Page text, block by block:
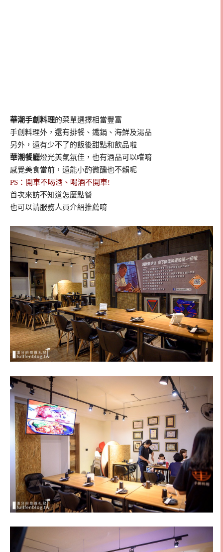
華潮手創料理的菜單選擇相當豐富
手創料理外，還有排餐、鐵鍋、海鮮及湯品
另外，還有少不了的飯後甜點和飲品啦
華潮餐廳燈光美氣氛佳，也有酒品可以嚐唷
感覺美食當前，還能小酌微醺也不賴呢
PS：開車不喝酒、喝酒不開車!
首次來訪不知道怎麼點餐
也可以請服務人員介紹推薦唷